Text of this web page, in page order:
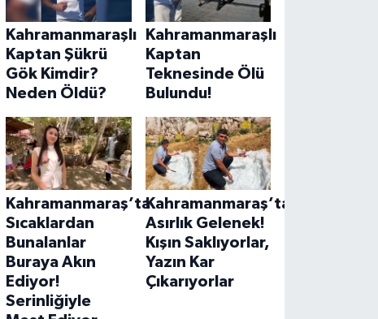
Kahramanmaraşlı
Kaptan Şükrü
Gök Kimdir?
Neden Öldü?
Kahramanmaraşlı
Kaptan
Teknesinde Ölü
Bulundu!
Kahramanmaraş’ta
Sıcaklardan
Bunalanlar
Buraya Akın
Ediyor!
Serinliğiyle
Kahramanmaraş’ta
Asırlık Gelenek!
Kışın Saklıyorlar,
Yazın Kar
Çıkarıyorlar